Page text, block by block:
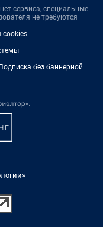
сервиса, специальные
не требуются
cookies
без баннерной